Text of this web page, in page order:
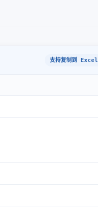
支持复制到 Excel